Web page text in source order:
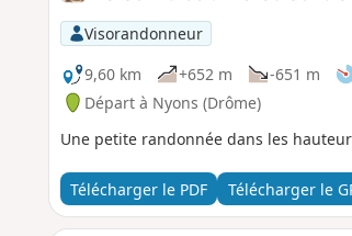
Visorandonneur
9,60 km
+652 m -651 m
Départ à Nyons (Drôme)
Une petite randonnée dans les
Télécharger le PDF Télécharger le